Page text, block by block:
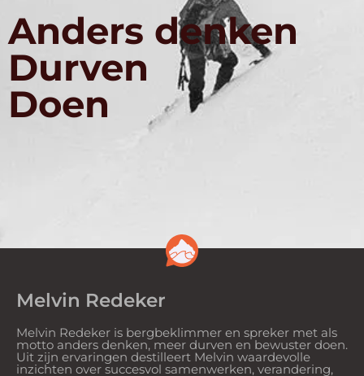
Anders denken
Durven
Doen
Melvin Redeker
Melvin Redeker is bergbeklimmer en spreker met als
motto anders denken, meer durven en bewuster doen.
Uit zijn ervaringen destilleert Melvin waardevolle
inzichten over succesvol samenwerken, verandering,